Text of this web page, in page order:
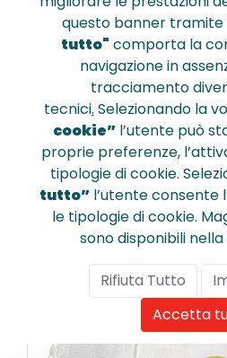
M1305VC
Mascherina filtrante
in 4 parti con
€
questo banner tramite
tutto" comporta la
navigazione in
tracciamento
tecnici. Selezionando la
cookie”l’utente può
proprie preferenze,
tipologie di cookie.
tutto” l’utente consente
le tipologie di cookie.
sono disponibili nella
Rifiuta Tutto
Accetta